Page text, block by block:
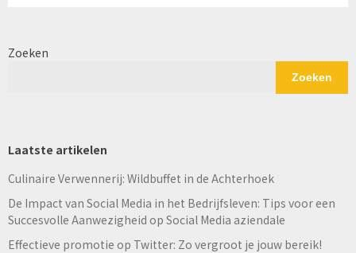
Zoeken
Zoeken
Laatste artikelen
Culinaire Verwennerij: Wildbuffet in de Achterhoek
De Impact van Social Media in het Bedrijfsleven: Tips voor een
Succesvolle Aanwezigheid op Social Media aziendale
Effectieve promotie op Twitter: Zo vergroot je jouw bereik!